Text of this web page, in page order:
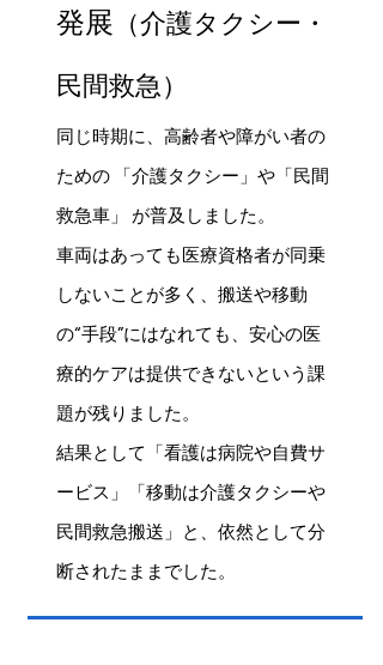
発展 （介護タクシー・
民間救急）
同じ時期に、高齢者や障がい者の
ための 「介護タクシー」や「民間
救急車」 が普及しました。
車両はあっても医療資格者が同乗
しないことが多く、搬送や移動
の“手段”にはなれても、安心の医
療的ケアは提供できないという課
題が残りました。
結果として「看護は病院や自費サ
ービス」「移動は介護タクシーや
民間救急搬送」と、依然として分
断されたままでした。